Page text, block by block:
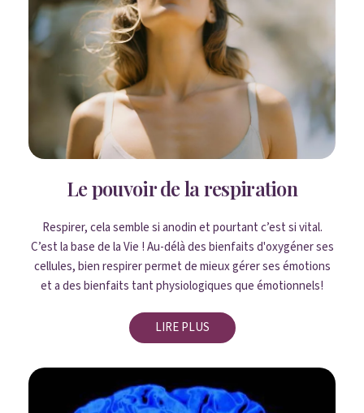
Le pouvoir de la respiration
Respirer, cela semble si anodin et pourtant c’est si vital.
C’est la base de la Vie ! Au-délà des bienfaits d'oxygéner ses
cellules, bien respirer permet de mieux gérer ses émotions
et a des bienfaits tant physiologiques que émotionnels!
LIRE PLUS